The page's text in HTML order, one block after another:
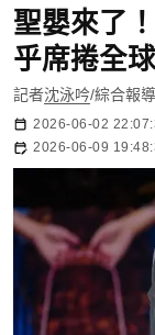
聖嬰來了
乎席捲全
記者沈泳吟/綜合報導
2026-06-02
2026-06-09